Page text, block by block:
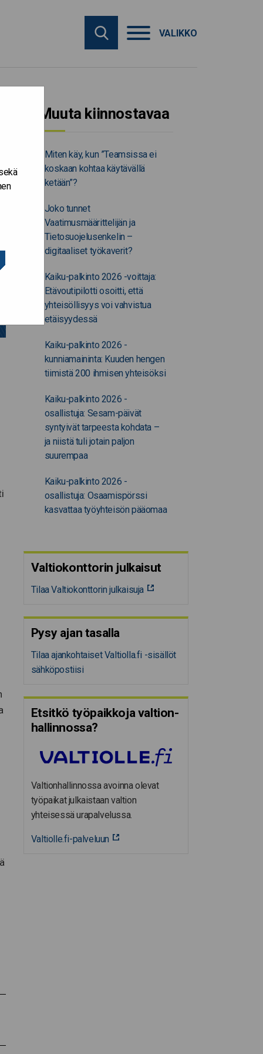
VALIKKO
Muuta kiinnostavaa
Miten käy, kun ”Teamsissa ei
koskaan kohtaa käytävällä
ketään”?
Joko tunnet
Vaatimusmäärittelijän ja
Tietosuojelusenkelin –
digitaaliset työkaverit?
Kaiku-palkinto 2026 -voittaja:
Etävoutipilotti osoitti, että
yhteisöllisyys voi vahvistua
etäisyydessä
Kaiku-palkinto 2026 -
kunniamaininta: Kuuden hengen
tiimistä 200 ihmisen yhteisöksi
Kaiku-palkinto 2026 -
osallistuja: Sesam-päivät
syntyivät tarpeesta kohdata –
ja niistä tuli jotain paljon
suurempaa
Kaiku-palkinto 2026 -
osallistuja: Osaamispörssi
kasvattaa työyhteisön pääomaa
Valtiokonttorin julkaisut
Tilaa Valtiokonttorin julkaisuja
Pysy ajan tasalla
Tilaa ajankohtaiset Valtiolla.fi -sisällöt
sähköpostiisi
Etsitkö työpaikkoja valtion­
hal­lin­nossa?
Valtionhallinnossa avoinna olevat
työpaikat julkaistaan valtion
yhteisessä urapalvelussa.
Valtiolle.fi-palveluun